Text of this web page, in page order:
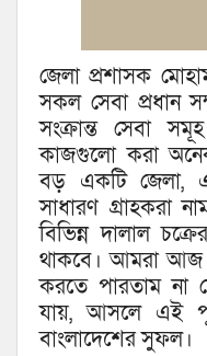
জেলা প্রশাসক
সকল সেবা প্রধান
সংক্রান্ত সেবা
কাজগুলো করা
বড় একটি জেলা, এই
সাধারণ গ্রাহকরা
বিভিন্ন দালাল
থাকবে। আমরা আজ
করতে পারতাম না
যায়, আসলে এই
বাংলাদেশের সুফল।